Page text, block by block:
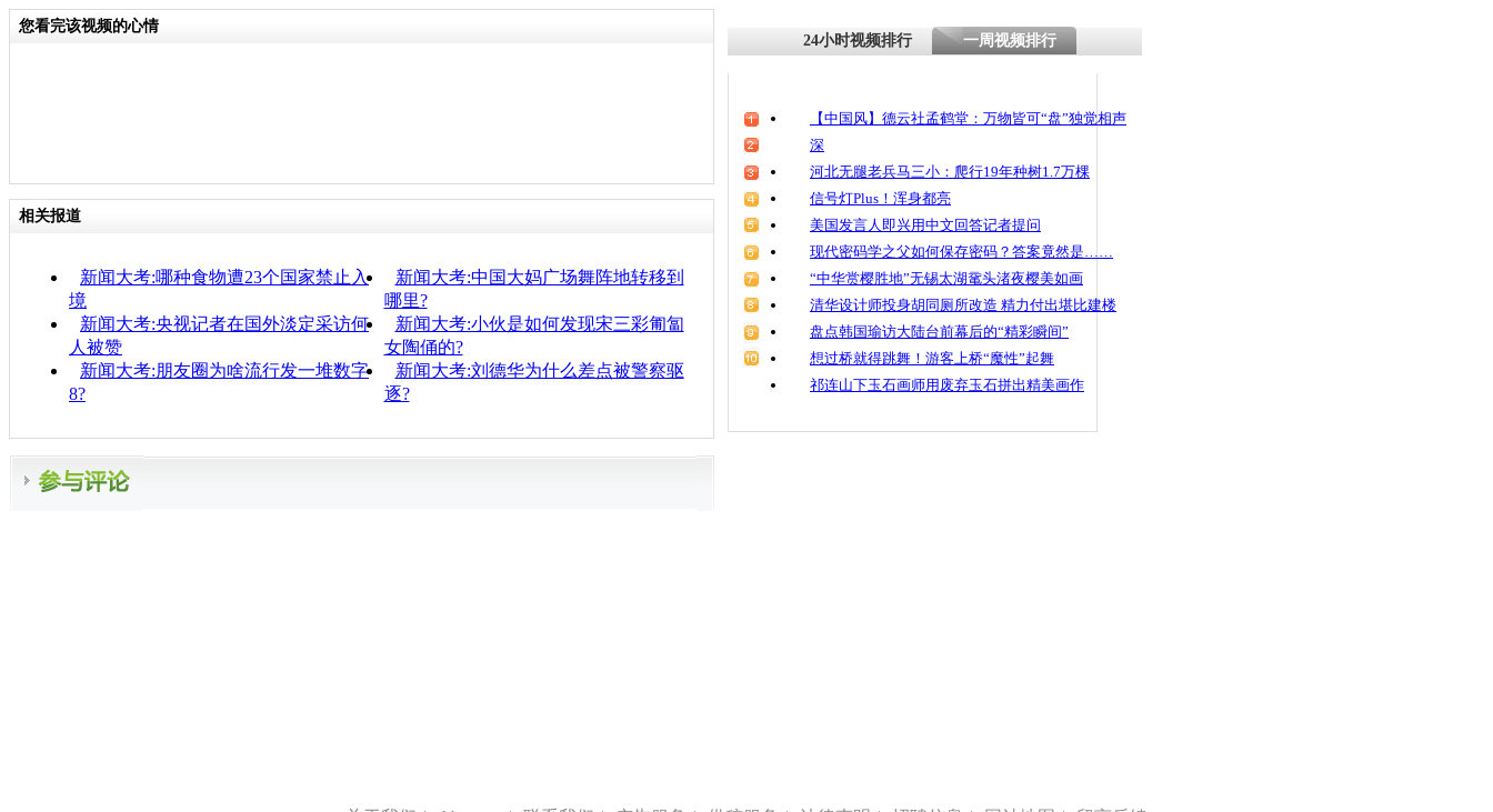
您看完该视频的心情
相关报道
新闻大考:哪种食物遭23个国家禁止入
境
新闻大考:中国大妈广场舞阵地转移到
哪里?
新闻大考:央视记者在国外淡定采访何
人被赞
新闻大考:小伙是如何发现宋三彩匍匐
女陶俑的?
新闻大考:朋友圈为啥流行发一堆数字
8?
新闻大考:刘德华为什么差点被警察驱
逐?
24小时视频排行 一周视频排行
【中国风】德云社孟鹤堂：万物皆可“盘”独觉相声
深
河北无腿老兵马三小：爬行19年种树1.7万棵
信号灯Plus！浑身都亮
美国发言人即兴用中文回答记者提问
现代密码学之父如何保存密码？答案竟然是……
“中华赏樱胜地”无锡太湖鼋头渚夜樱美如画
清华设计师投身胡同厕所改造 精力付出堪比建楼
盘点韩国瑜访大陆台前幕后的“精彩瞬间”
想过桥就得跳舞！游客上桥“魔性”起舞
祁连山下玉石画师用废弃玉石拼出精美画作